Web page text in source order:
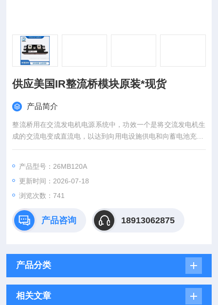
供应美国IR整流桥模块原装*现货
产品简介
整流桥用在交流发电机电源系统中，功效一个是将交流发电机生
成的交流电变成直流电，以达到向用电设施供电和向蓄电池充电;
二是限制蓄电池电流逆流回发电机，保障发电机不被逆电流烧
边添加特定的电压（电源正极接二极管器件正极，电源负极接二
极管器件的负极）时，二极管器件就导通，有电流流过，相反，
二极管器件不导通，无电流通过。供应美国IR整流桥模块原装*现
产品型号：26MB120A
更新时间：2026-07-18
浏览次数：741
产品咨询 18913062875
产品分类
相关文章